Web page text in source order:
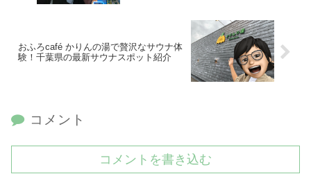
おふろcafé かりんの湯で贅沢なサウナ体
験！千葉県の最新サウナスポット紹介
コメント
コメントを書き込む